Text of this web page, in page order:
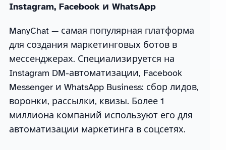
Instagram, Facebook и WhatsApp
ManyChat — самая популярная платформа
для создания маркетинговых ботов в
мессенджерах. Специализируется на
Instagram DM-автоматизации, Facebook
Messenger и WhatsApp Business: сбор лидов,
воронки, рассылки, квизы. Более 1
миллиона компаний используют его для
автоматизации маркетинга в соцсетях.